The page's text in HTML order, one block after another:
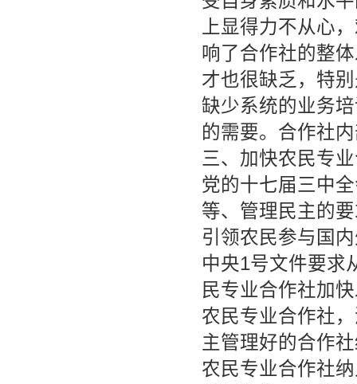
上显得力不从心
响了合作社的整
才也很缺乏，特
缺少系统的业务
的需要。合作社
三、加快农民专
党的十七届三中
等、管理民主的
引领农民参与国
中央1号文件要求
民专业合作社加
农民专业合作社
主管理好的合作
农民专业合作社